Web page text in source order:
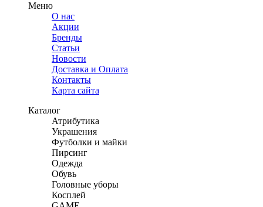
Меню
О нас
Акции
Бренды
Статьи
Новости
Доставка и Оплата
Контакты
Карта сайта
Каталог
Атрибутика
Украшения
Футболки и майки
Пирсинг
Одежда
Обувь
Головные уборы
Косплей